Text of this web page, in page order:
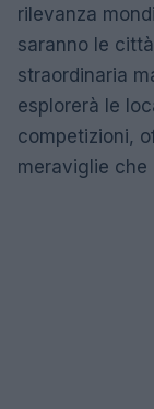
rilevanza
saranno le
straordinaria
esplorerà le
competizioni,
meraviglie che